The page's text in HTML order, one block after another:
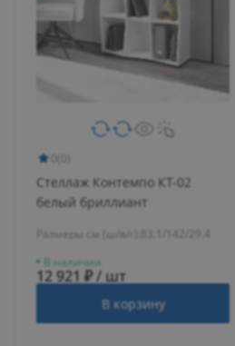
Стеллаж Контемпо КТ-02
белый бриллиант
Размеры см (ш/в/г):
В наличии
12 921 ₽ / шт
В корзину